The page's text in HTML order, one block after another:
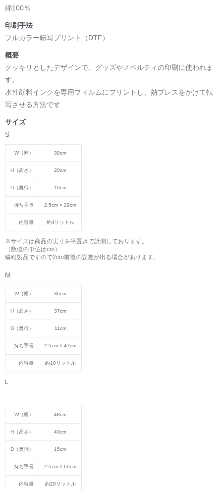
綿100％
印刷手法
フルカラー転写プリント（DTF）
概要
クッキリとしたデザインで、グッズやノベルティの印刷に使われま
す。
水性顔料インクを専用フィルムにプリントし、熱プレスをかけて転
写させる方法です
サイズ
S
W（幅） 30cm
H（高さ） 20cm
D（奥行） 10cm
持ち手長 2.5cm × 29cm
内容量 約4リットル
※サイズは商品の実寸を平置きで計測しております。
（数値の単位はcm）
繊維製品ですので2cm前後の誤差が出る場合があります。
M
W（幅） 36cm
H（高さ） 37cm
D（奥行） 11cm
持ち手長 2.5cm × 47cm
内容量 約10リットル
L
W（幅） 48cm
H（高さ） 40cm
D（奥行） 15cm
持ち手長 2.5cm × 60cm
内容量 約20リットル